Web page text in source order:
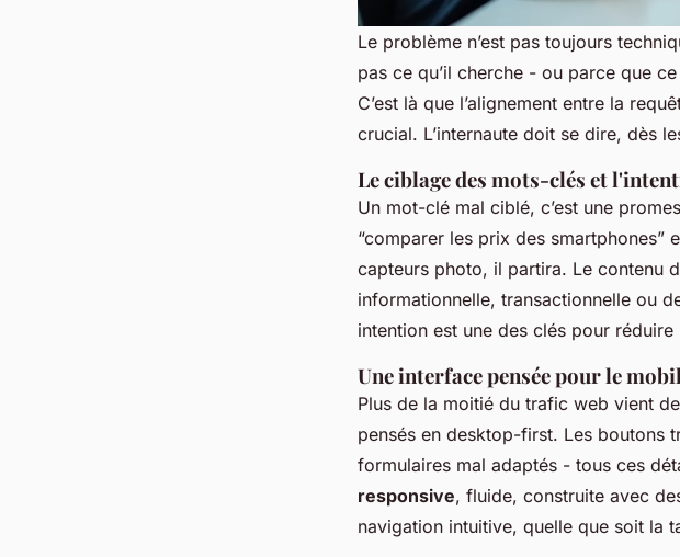
Le problème n’est pas toujours
pas ce qu’il cherche - ou parce que
C’est là que l’alignement entre la
crucial. L’internaute doit se dire, dès
Le ciblage des mots-clés et
Un mot-clé mal ciblé, c’est une
“comparer les prix des smartphones”
capteurs photo, il partira. Le contenu
informationnelle, transactionnelle ou
intention est une des clés pour réduire
Une interface pensée pour le
Plus de la moitié du trafic web vient
pensés en desktop-first. Les boutons
formulaires mal adaptés - tous ces
responsive, fluide, construite avec
navigation intuitive, quelle que soit la